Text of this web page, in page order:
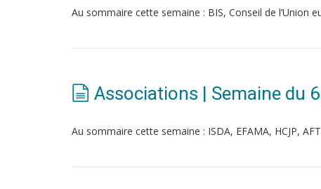
Au sommaire cette semaine : BIS, Conseil de l’Union
Associations | Semaine du
Au sommaire cette semaine : ISDA, EFAMA, HCJP,